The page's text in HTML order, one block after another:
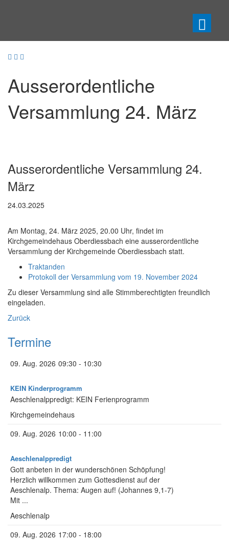
Ausserordentliche
Versammlung 24. März
Ausserordentliche Versammlung 24.
März
24.03.2025
Am Montag, 24. März 2025, 20.00 Uhr, findet im
Kirchgemeindehaus Oberdiessbach eine ausserordentliche
Versammlung der Kirchgemeinde Oberdiessbach statt.
Traktanden
Protokoll der Versammlung vom 19. November 2024
Zu dieser Versammlung sind alle Stimmberechtigten freundlich
eingeladen.
Zurück
Termine
09. Aug. 2026 09:30 - 10:30
KEIN Kinderprogramm
Aeschlenalppredigt: KEIN Ferienprogramm
Kirchgemeindehaus
09. Aug. 2026 10:00 - 11:00
Aeschlenalppredigt
Gott anbeten in der wunderschönen Schöpfung!
Herzlich willkommen zum Gottesdienst auf der
Aeschlenalp. Thema: Augen auf! (Johannes 9,1-7)
Mit ...
Aeschlenalp
09. Aug. 2026 17:00 - 18:00